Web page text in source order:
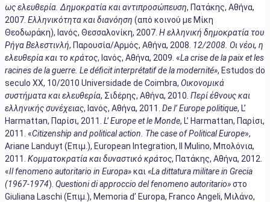
ως ελευθερία. Δημοκρατία και αντιπροσώπευση, Πατάκης, Αθήνα,
2007. Ελληνικότητα και διανόηση (από κοινού με Μίκη
Θεοδωράκη), Ιανός, Θεσσαλονίκη, 2007. Η ελληνική δημοκρατία του
Ρήγα Βελεστινλή, Παρουσία/Αρμός, Αθήνα, 2008. 12/2008. Οι νέοι, η
ελευθερία και το κράτος, Ιανός, Αθήνα, 2009. «La crise de la paix et les
racines de la guerre. Le déficit interprétatif de la modernité», Estudos do
seculo XX, 10/2010 Universidade de Coimbra, Οικονομικά
συστήματακαι ελευθερία, Σιδέρης, Αθήνα, 2010. Περί έθνους και
ελληνικής συνέχειας, Ιανός, Αθήνα, 2011. Del’Europepolitique, L’
Harmattan, Παρίσι, 2011. L’ Europe et le Monde, L’ Harmattan, Παρίσι,
2011. «Citizenship and political action. The case of Political Europe»,
Ariane Landuyt (Eπιμ.), European Integration, Il Mulino, Μπολόνια,
2011. Κομματοκρατίακαι δυναστικό κράτος, Πατάκης, Αθήνα, 2012.
«Il fenomeno autoritario in Europa»και «La dittatura militare in Grecia
(1967-1974). Questioni di approccio del fenomeno autoritario»στο
Giuliana Laschi (Επιμ.), Memoria d’ Europa, Franco Angeli, Μιλάνο,